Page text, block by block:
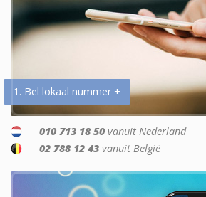
1. Bel lokaal nummer +
010 713 18 50 vanuit Nederland
02 788 12 43 vanuit België